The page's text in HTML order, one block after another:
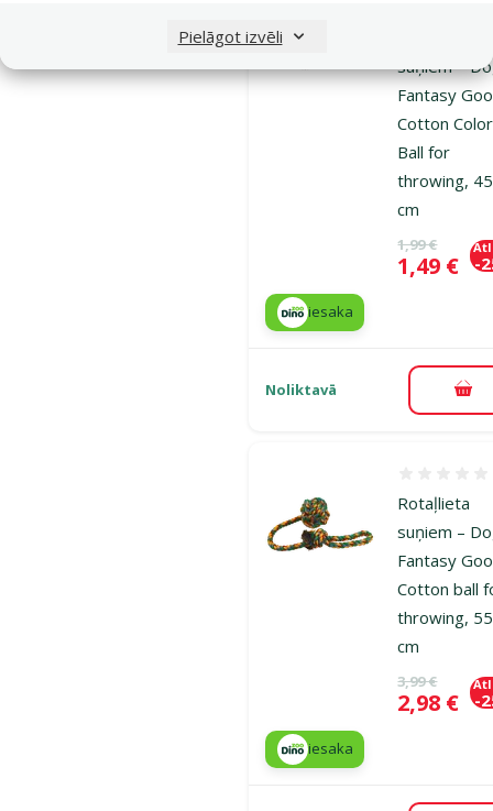
Pielāgot izvēli
suņiem –
Fantasy
Cotton
Ball for
throwing, 45
cm
Oriģinālā
1,99 €
Cena
1,49 € -
iesaka
Noliktavā
Rotaļlieta
suņiem –
Fantasy
Cotton ball
throwing, 55
cm
Oriģinālā
3,99 €
Cena
2,98 € -
iesaka